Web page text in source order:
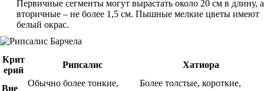
Первичные сегменты могут вырастать около 20 см в длину, а
вторичные – не более 1,5 см. Пышные мелкие цветы имеют
белый окрас.
Крит
ерий
Рипсалис Хатиора
Вне
Обычно более тонкие,
Более толстые, короткие,